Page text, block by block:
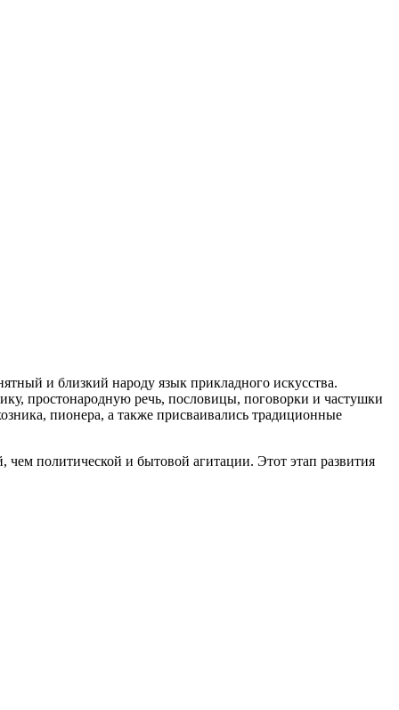
и близкий народу язык прикладного искусства.
простонародную речь, пословицы, поговорки и частушки
пионера, а также присваивались традиционные
политической и бытовой агитации. Этот этап развития